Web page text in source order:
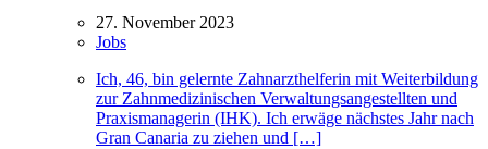
27. November 2023
Jobs
Ich, 46, bin gelernte Zahnarzthelferin mit Weiterbildung
zur Zahnmedizinischen Verwaltungsangestellten und
Praxismanagerin (IHK). Ich erwäge nächstes Jahr nach
Gran Canaria zu ziehen und […]